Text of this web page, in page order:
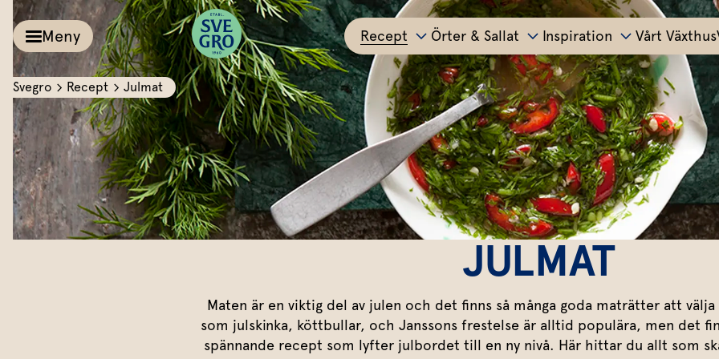
Meny
Recept
Örter &
Sallat
Inspiration
Vårt
Recept
Kalla såser & Röror
Pesto
Röror
Kalla såser
Dressingar
Tillbehör
Potatis
Grönsaker
Äggrätter
Bröd & mackor
Marinad & kryddsmör
Huvudrätter
Pasta
Pizza
Sallad
Soppa
Kyckling
Kött
Vegetariskt
Italienskt
Asiatiskt
Örter & Sallat
Allt om färska örter
Basilika
Koriander
Mynta
Persilja
Gräslök
Salvia
Dragon
Rosmarin
Mejram
Körvel
Krasse
Inspiration
Matinspiration
Bästa peston
Lyckas med aioli
Mumsig majonnäs
Godaste dippen
Gör eget örtsmör
Sväng ihop en
All världens röror
Vårt Växthus
JULMAT
Maten är en viktig del av julen och det finns så många goda maträtter att
som julskinka, köttbullar, och Janssons frestelse är alltid populära, men det
spännande recept som lyfter julbordet till en ny nivå. Här hittar du allt som
Svegro Recept Julmat